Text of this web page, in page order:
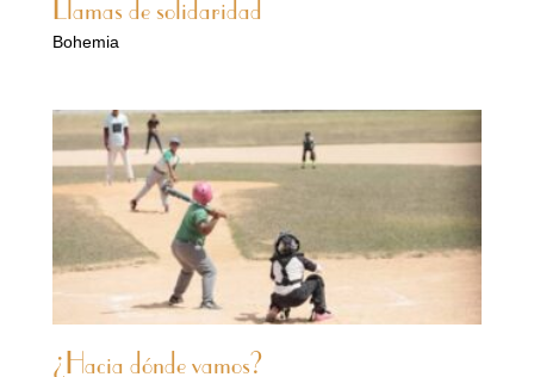
Llamas de solidaridad
Bohemia
¿Hacia dónde vamos?